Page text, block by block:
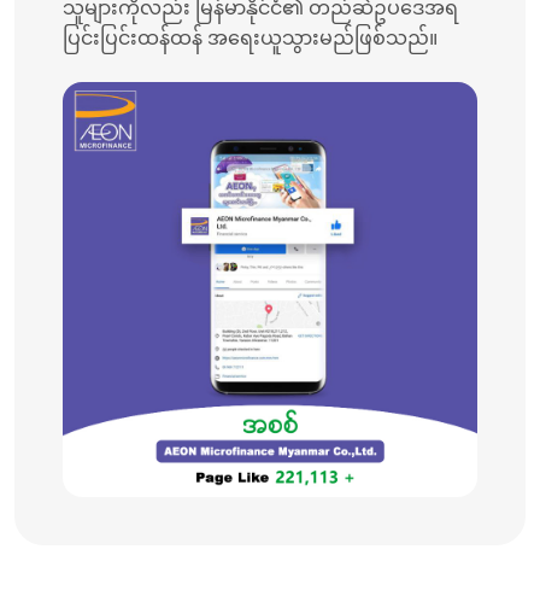
သူများကိုလည်း မြန်မာနိုင်ငံ၏ တည်ဆဲဥပဒေအရ
ပြင်းပြင်းထန်ထန် အရေးယူသွားမည်ဖြစ်သည်။